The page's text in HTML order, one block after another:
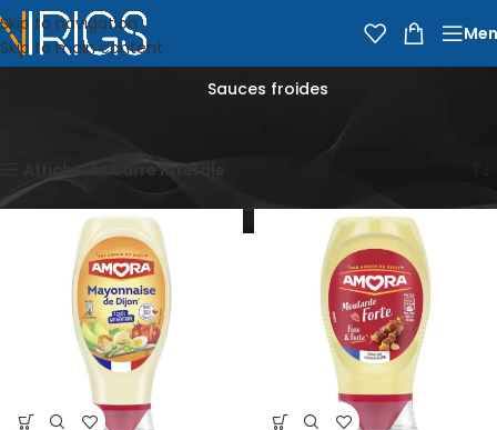
Skip to navigation
Skip to main content
Sauces froides
Afficher la barre latérale